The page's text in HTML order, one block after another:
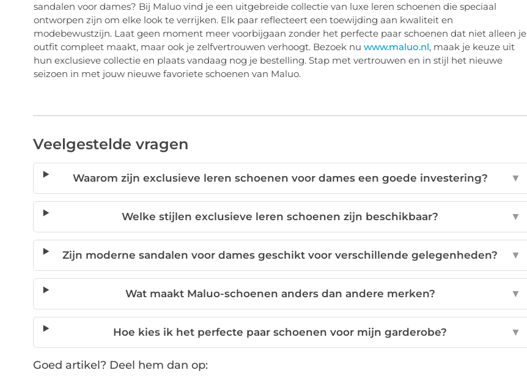
sandalen voor dames? Bij Maluo vind je een uitgebreide collectie van luxe leren schoenen die speciaal
ontworpen zijn om elke look te verrijken. Elk paar reflecteert een toewijding aan kwaliteit en
modebewustzijn. Laat geen moment meer voorbijgaan zonder het perfecte paar schoenen dat niet alleen je
outfit compleet maakt, maar ook je zelfvertrouwen verhoogt. Bezoek nu www.maluo.nl, maak je keuze uit
hun exclusieve collectie en plaats vandaag nog je bestelling. Stap met vertrouwen en in stijl het nieuwe
seizoen in met jouw nieuwe favoriete schoenen van Maluo.
Veelgestelde vragen
Waarom zijn exclusieve leren schoenen voor dames een goede investering? ▼
Welke stijlen exclusieve leren schoenen zijn beschikbaar? ▼
Zijn moderne sandalen voor dames geschikt voor verschillende gelegenheden? ▼
Wat maakt Maluo-schoenen anders dan andere merken? ▼
Hoe kies ik het perfecte paar schoenen voor mijn garderobe? ▼
Goed artikel? Deel hem dan op: